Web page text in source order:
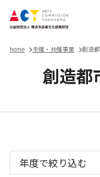
home 主催・共催事業 創造
創造都
主催・共催事